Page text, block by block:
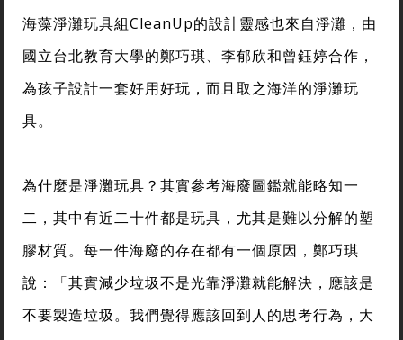
海藻淨灘玩具組CleanUp的設計靈感也來自淨灘，由
國立台北教育大學的鄭巧琪、李郁欣和曾鈺婷合作，
為孩子設計一套好用好玩，而且取之海洋的淨灘玩
具。
為什麼是淨灘玩具？其實參考海廢圖鑑就能略知一
二，其中有近二十件都是玩具，尤其是難以分解的塑
膠材質。每一件海廢的存在都有一個原因，鄭巧琪
說：「其實減少垃圾不是光靠淨灘就能解決，應該是
不要製造垃圾。我們覺得應該回到人的思考行為，大